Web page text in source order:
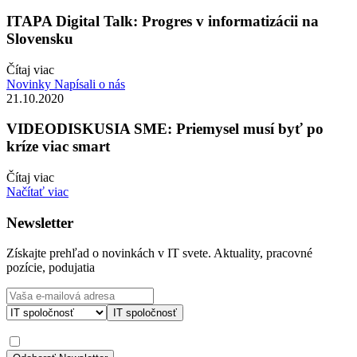
ITAPA Digital Talk: Progres v informatizácii na
Slovensku
Čítaj viac
Novinky Napísali o nás
21.10.2020
VIDEODISKUSIA SME: Priemysel musí byť po
kríze viac smart
Čítaj viac
Načítať viac
Newsletter
Získajte prehľad o novinkách v IT svete. Aktuality, pracovné
pozície, podujatia
IT spoločnosť